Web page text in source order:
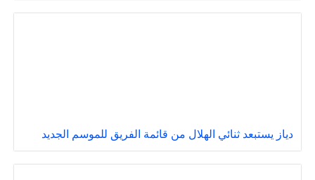
دياز يستبعد ثنائي الهلال من قائمة الفريق للموسم الجديد